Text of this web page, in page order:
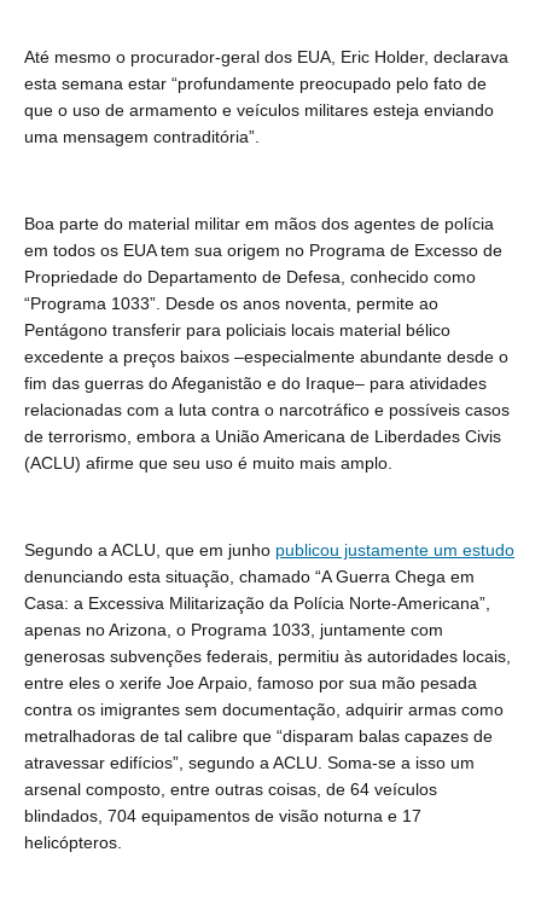
Até mesmo o procurador-geral dos EUA, Eric Holder, declarava
esta semana estar “profundamente preocupado pelo fato de
que o uso de armamento e veículos militares esteja enviando
uma mensagem contraditória”.
Boa parte do material militar em mãos dos agentes de polícia
em todos os EUA tem sua origem no Programa de Excesso de
Propriedade do Departamento de Defesa, conhecido como
“Programa 1033”. Desde os anos noventa, permite ao
Pentágono transferir para policiais locais material bélico
excedente a preços baixos –especialmente abundante desde o
fim das guerras do Afeganistão e do Iraque– para atividades
relacionadas com a luta contra o narcotráfico e possíveis casos
de terrorismo, embora a União Americana de Liberdades Civis
(ACLU) afirme que seu uso é muito mais amplo.
Segundo a ACLU, que em junho publicou justamente um estudo
denunciando esta situação, chamado “A Guerra Chega em
Casa: a Excessiva Militarização da Polícia Norte-Americana”,
apenas no Arizona, o Programa 1033, juntamente com
generosas subvenções federais, permitiu às autoridades locais,
entre eles o xerife Joe Arpaio, famoso por sua mão pesada
contra os imigrantes sem documentação, adquirir armas como
metralhadoras de tal calibre que “disparam balas capazes de
atravessar edifícios”, segundo a ACLU. Soma-se a isso um
arsenal composto, entre outras coisas, de 64 veículos
blindados, 704 equipamentos de visão noturna e 17
helicópteros.